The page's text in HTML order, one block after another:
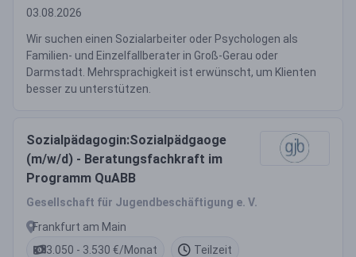
03.08.2026
Wir suchen einen Sozialarbeiter oder Psychologen als
Familien- und Einzelfallberater in Groß-Gerau oder
Darmstadt. Mehrsprachigkeit ist erwünscht, um Klienten
besser zu unterstützen.
Sozialpädagogin:Sozialpädgaoge
(m/w/d) - Beratungsfachkraft im
Programm QuABB
Gesellschaft für Jugendbeschäftigung e. V.
Frankfurt am Main
3.050 - 3.530 €/Monat
Teilzeit